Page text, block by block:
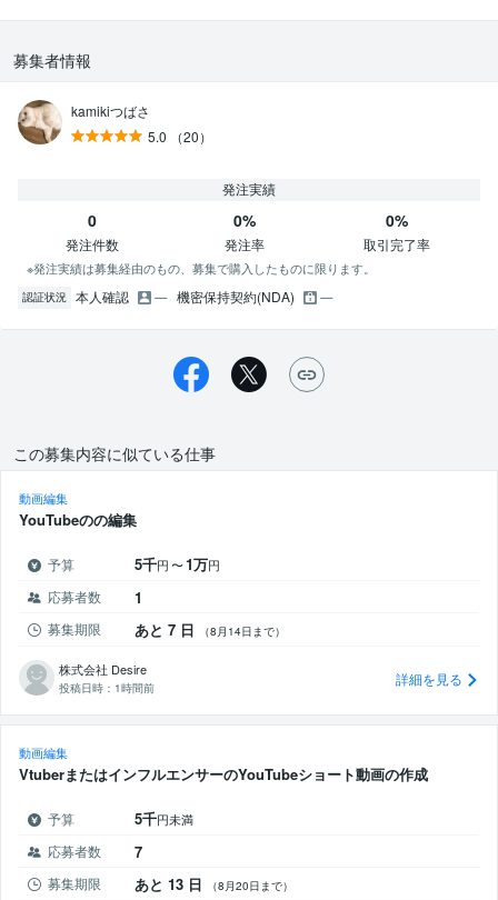
募集者情報
kamikiつばさ
5.0
（20）
発注実績
0
発注件数
0%
発注率
0%
取引完了率
※発注実績は募集経由のもの、募集で購入したものに限ります。
認証状況 本人確認 機密保持契約(NDA)
この募集内容に似ている仕事
動画編集
YouTubeのの編集
予算 5千円〜1万円
応募者数 1
募集期限 あと 7 日 （8月14日まで）
株式会社 Desire
投稿日時： 1時間前 詳細を見る
動画編集
VtuberまたはインフルエンサーのYouTubeショート動画の作成
予算 5千円未満
応募者数 7
募集期限 あと 13 日 （8月20日まで）